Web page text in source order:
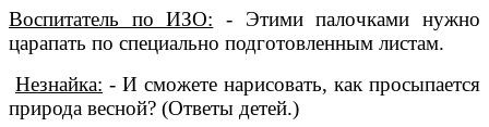
Воспитатель по ИЗО: - Этими палочками нужно
царапать по специально подготовленным листам.
Незнайка: - И сможете нарисовать, как просыпается
природа весной? (Ответы детей.)